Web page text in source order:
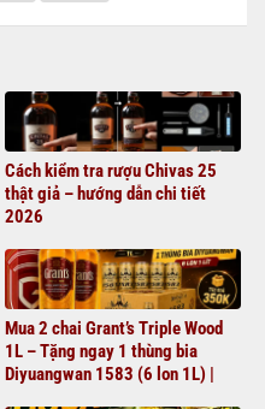
Cách kiểm tra rượu Chivas 25
thật giả – hướng dẫn chi tiết
2026
Mua 2 chai Grant’s Triple Wood
1L – Tặng ngay 1 thùng bia
Diyuangwan 1583 (6 lon 1L) |